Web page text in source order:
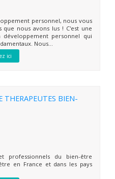
personnel, nous vous
que nous avons lus ! C'est une
personnel qui
Nous...
ici
THERAPEUTES BIEN-
professionnels du bien-être
en France et dans les pays